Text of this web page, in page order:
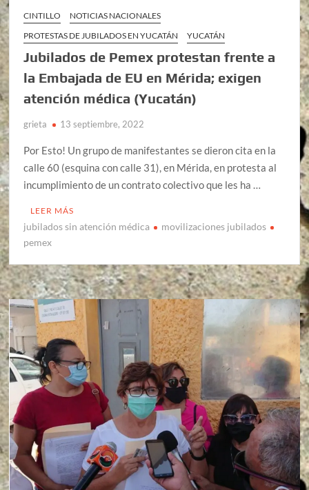
CINTILLO
NOTICIAS NACIONALES
PROTESTAS DE JUBILADOS EN YUCATÁN
YUCATÁN
Jubilados de Pemex protestan frente a
la Embajada de EU en Mérida; exigen
atención médica (Yucatán)
grieta 13 septiembre, 2022
Por Esto! Un grupo de manifestantes se dieron cita en la
calle 60 (esquina con calle 31), en Mérida, en protesta al
incumplimiento de un contrato colectivo que les ha …
LEER MÁS
jubilados sin atención médica
movilizaciones jubilados
pemex